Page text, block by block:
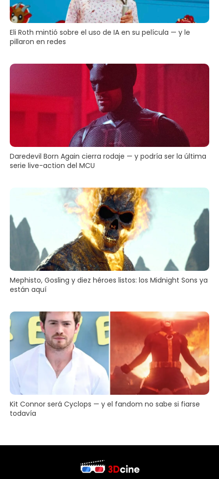
Eli Roth mintió sobre el uso de IA en su película — y le
pillaron en redes
Daredevil Born Again cierra rodaje — y podría ser la última
serie live-action del MCU
Mephisto, Gosling y diez héroes listos: los Midnight Sons ya
están aquí
Kit Connor será Cyclops — y el fandom no sabe si fiarse
todavía